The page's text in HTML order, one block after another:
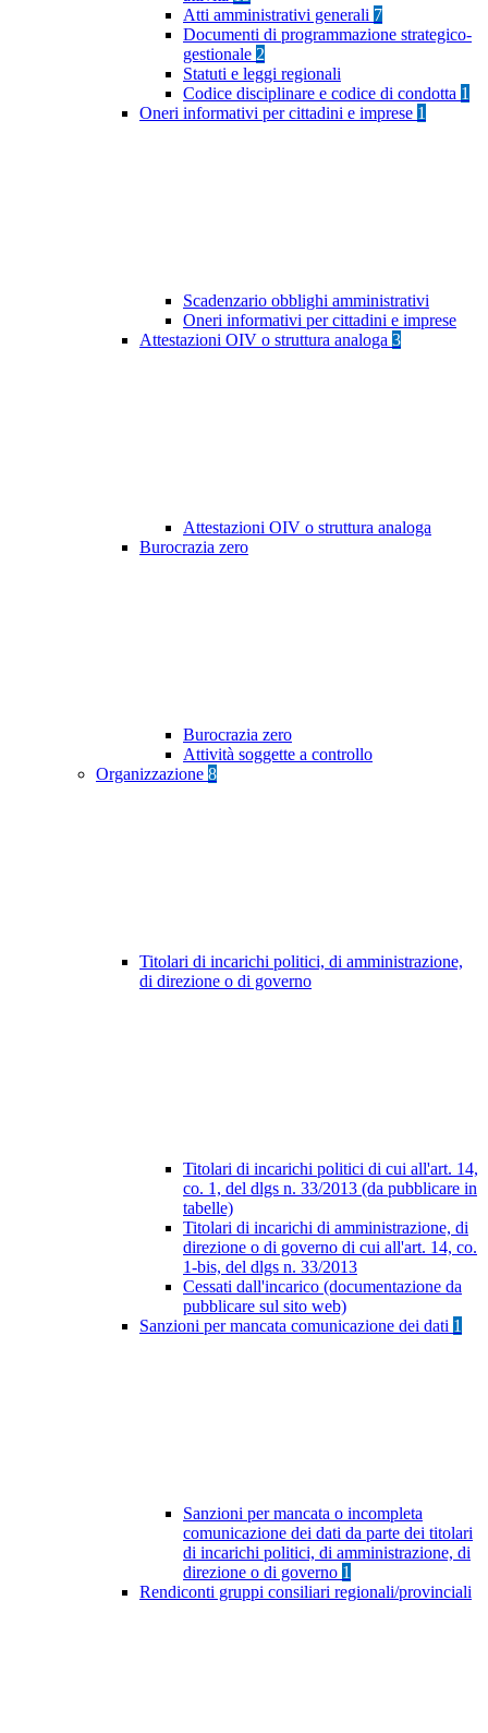
Atti amministrativi generali 7
Documenti di programmazione strategico-
gestionale 2
Statuti e leggi regionali
Codice disciplinare e codice di condotta 1
Oneri informativi per cittadini e imprese 1
Scadenzario obblighi amministrativi
Oneri informativi per cittadini e imprese
Attestazioni OIV o struttura analoga 3
Attestazioni OIV o struttura analoga
Burocrazia zero
Burocrazia zero
Attività soggette a controllo
Organizzazione 8
Titolari di incarichi politici, di amministrazione,
di direzione o di governo
Titolari di incarichi politici di cui all'art. 14,
co. 1, del dlgs n. 33/2013 (da pubblicare in
tabelle)
Titolari di incarichi di amministrazione, di
direzione o di governo di cui all'art. 14, co.
1-bis, del dlgs n. 33/2013
Cessati dall'incarico (documentazione da
pubblicare sul sito web)
Sanzioni per mancata comunicazione dei dati 1
Sanzioni per mancata o incompleta
comunicazione dei dati da parte dei titolari
di incarichi politici, di amministrazione, di
direzione o di governo 1
Rendiconti gruppi consiliari regionali/provinciali